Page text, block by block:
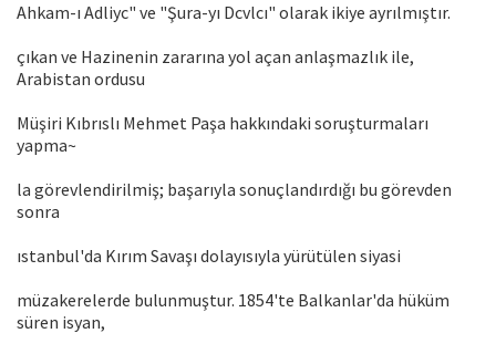
Ahkam-ı Adliyc" ve "Şura-yı Dcvlcı" olarak ikiye ayrılmıştır.
çıkan ve Hazinenin zararına yol açan anlaşmazlık ile,
Arabistan ordusu
Müşiri Kıbrıslı Mehmet Paşa hakkındaki soruşturmaları
yapma~
la görevlendirilmiş; başarıyla sonuçlandırdığı bu görevden
sonra
ıstanbul'da Kırım Savaşı dolayısıyla yürütülen siyasi
müzakerelerde bulunmuştur. 1854'te Balkanlar'da hüküm
süren isyan,